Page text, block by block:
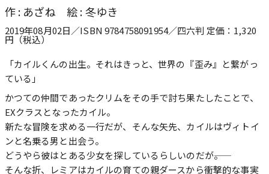
作 : あざね 絵 : 冬ゆき
2019年08月02日／ISBN 9784758091954／四六判 定価：1,320
円（税込）
「カイルくんの出生。それはきっと、世界の『歪み』と繋がっ
ている」
かつての仲間であったクリムをその手で討ち果たしたことで、
EXクラスとなったカイル。
新たな冒険を求める一行だが、そんな矢先、カイルはヴィトイ
ンと名乗る男と出会う。
どうやら彼はとある少女を探しているらしいのだが――。
そんな折、レミアはカイルの育ての親ダースから衝撃的な事実